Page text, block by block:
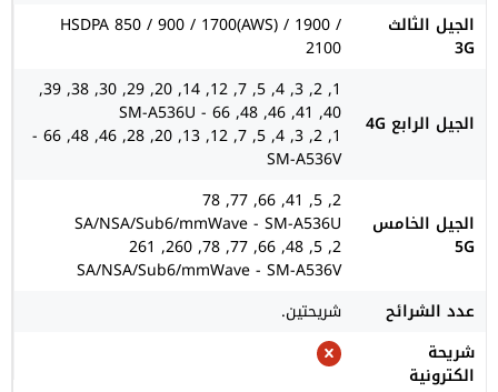
الجيل الثالث
3G
HSDPA 850 / 900 / 1700(AWS) / 1900 /
2100
الجيل الرابع 4G
1, 2, 3, 4, 5, 7, 12, 14, 20, 29, 30, 38, 39,
40, 41, 46, 48, 66 - SM-A536U
1, 2, 3, 4, 5, 7, 12, 13, 20, 28, 46, 48, 66 -
SM-A536V
الجيل الخامس
5G
2, 5, 41, 66, 77, 78
SA/NSA/Sub6/mmWave - SM-A536U
2, 5, 48, 66, 77, 78, 260, 261
SA/NSA/Sub6/mmWave - SM-A536V
عدد الشرائح
شريحتين.
شريحة
الكترونية